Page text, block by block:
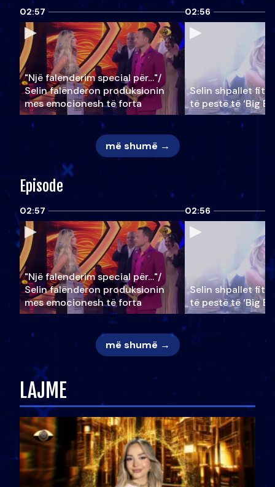
02:57
"Një falenderim special për…"/
Selin falënderon produksionin
mes emocionesh të forta
02:56
Selin shpallet
të pestë të ‘Big
më shumë →
Episode
02:57
"Një falenderim special për…"/
Selin falënderon produksionin
mes emocionesh të forta
02:56
Selin shpallet
të pestë të ‘Big
më shumë →
LAJME